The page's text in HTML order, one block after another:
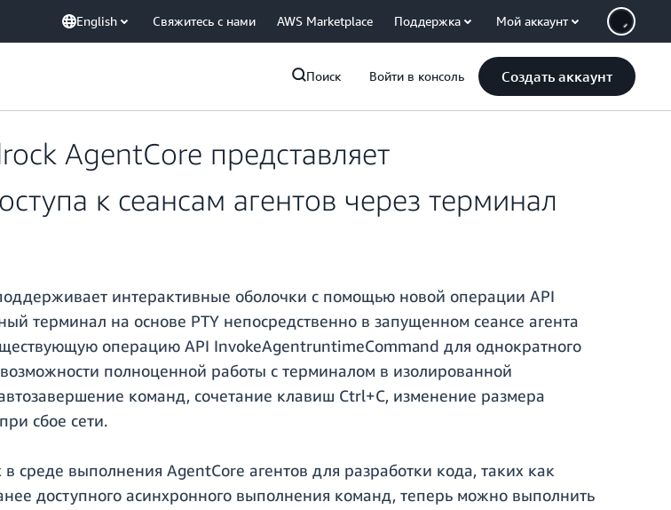
English Свяжитесь с нами AWS Marketplace Поддержка Мой аккаунт
Поиск Войти в консоль Создать аккаунт
AgentCore представляет
к сеансам агентов через терминал
интерактивные оболочки с помощью новой операции API
терминал на основе PTY непосредственно в запущенном сеансе агента
операцию API InvokeAgentruntimeCommand для однократного
полноценной работы с терминалом в изолированной
команд, сочетание клавиш Ctrl+C, изменение размера
сбое сети.
выполнения AgentCore агентов для разработки кода, таких как
доступного асинхронного выполнения команд, теперь можно выполнить